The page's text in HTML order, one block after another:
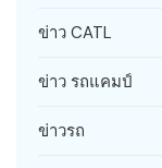
ข่าว CATL
ข่าว รถแคมป์
ข่าวรถ